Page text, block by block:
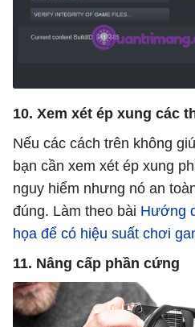
10. Xem xét ép xung các
Nếu các cách trên không
bạn cần xem xét ép xung
nguy hiểm nhưng nó an
đúng. Làm theo bài Hướng
họa để có hiệu suất chơi
11. Nâng cấp phần cứng